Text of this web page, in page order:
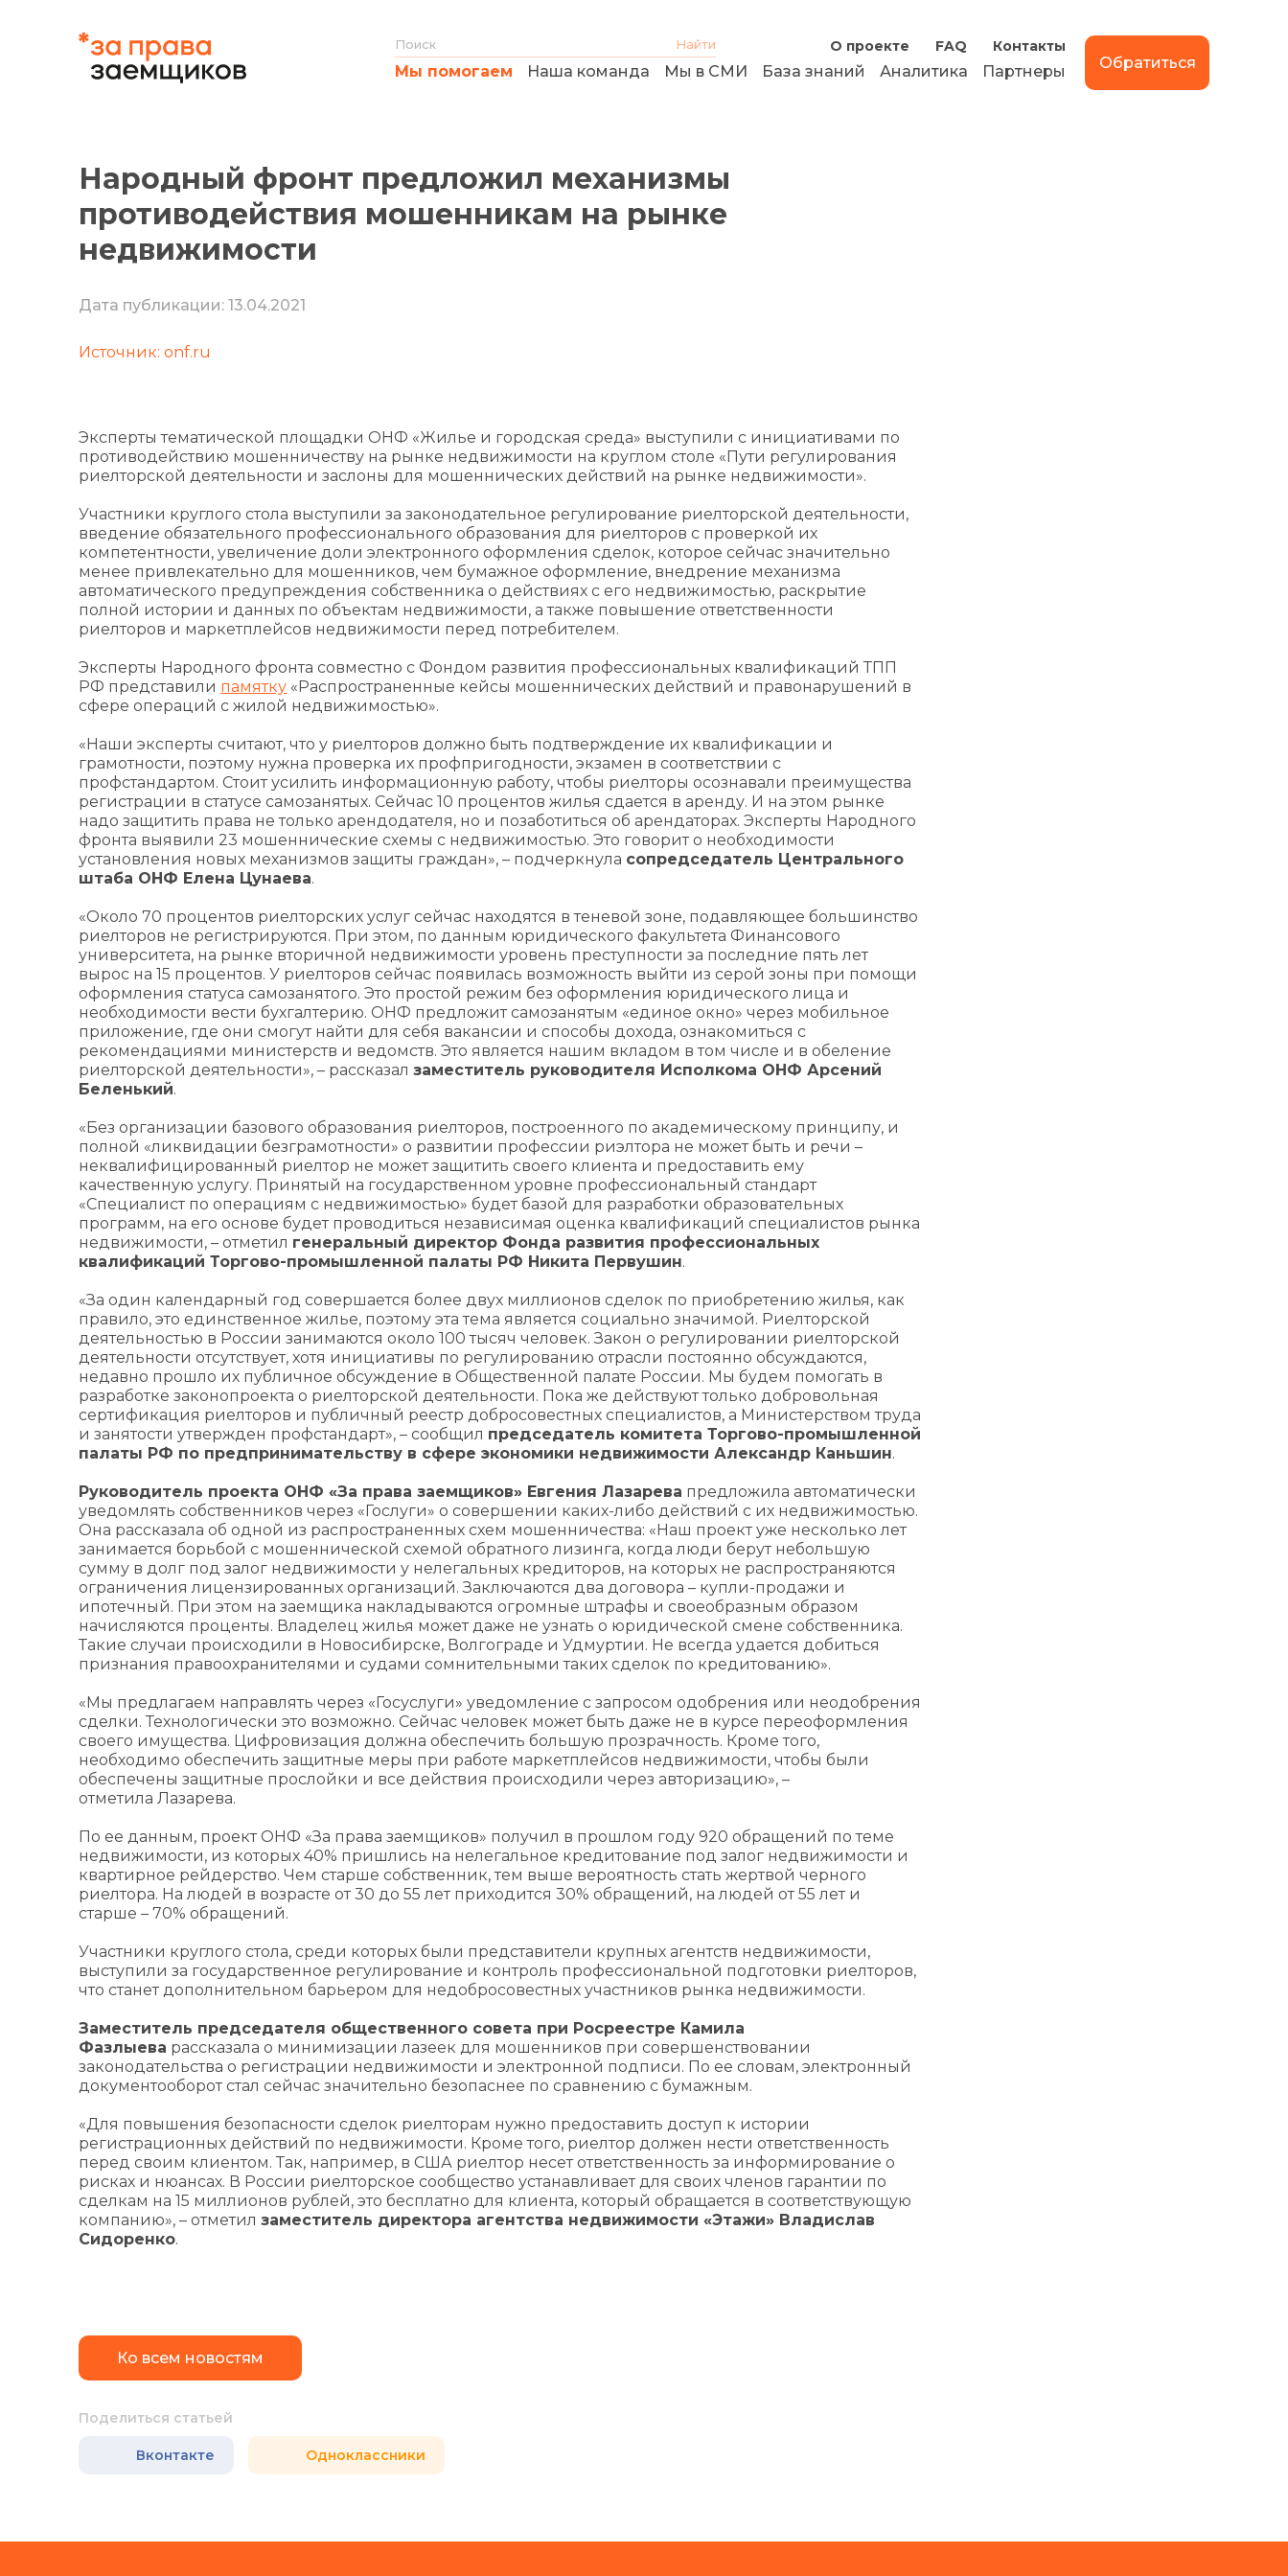
О проекте FAQ Контакты
Мы помогаем Наша команда Мы в СМИ База знаний Аналитика Партнеры Обратиться
Народный фронт предложил механизмы
противодействия мошенникам на рынке
недвижимости
Дата публикации: 13.04.2021
Источник: onf.ru
Эксперты тематической площадки ОНФ «Жилье и городская среда» выступили с инициативами по
противодействию мошенничеству на рынке недвижимости на круглом столе «Пути регулирования
риелторской деятельности и заслоны для мошеннических действий на рынке недвижимости».
Участники круглого стола выступили за законодательное регулирование риелторской деятельности,
введение обязательного профессионального образования для риелторов с проверкой их
компетентности, увеличение доли электронного оформления сделок, которое сейчас значительно
менее привлекательно для мошенников, чем бумажное оформление, внедрение механизма
автоматического предупреждения собственника о действиях с его недвижимостью, раскрытие
полной истории и данных по объектам недвижимости, а также повышение ответственности
риелторов и маркетплейсов недвижимости перед потребителем.
Эксперты Народного фронта совместно с Фондом развития профессиональных квалификаций ТПП
РФ представили памятку «Распространенные кейсы мошеннических действий и правонарушений в
сфере операций с жилой недвижимостью».
«Наши эксперты считают, что у риелторов должно быть подтверждение их квалификации и
грамотности, поэтому нужна проверка их профпригодности, экзамен в соответствии с
профстандартом. Стоит усилить информационную работу, чтобы риелторы осознавали преимущества
регистрации в статусе самозанятых. Сейчас 10 процентов жилья сдается в аренду. И на этом рынке
надо защитить права не только арендодателя, но и позаботиться об арендаторах. Эксперты Народного
фронта выявили 23 мошеннические схемы с недвижимостью. Это говорит о необходимости
установления новых механизмов защиты граждан», – подчеркнула сопредседатель Центрального
штаба ОНФ Елена Цунаева.
«Около 70 процентов риелторских услуг сейчас находятся в теневой зоне, подавляющее большинство
риелторов не регистрируются. При этом, по данным юридического факультета Финансового
университета, на рынке вторичной недвижимости уровень преступности за последние пять лет
вырос на 15 процентов. У риелторов сейчас появилась возможность выйти из серой зоны при помощи
оформления статуса самозанятого. Это простой режим без оформления юридического лица и
необходимости вести бухгалтерию. ОНФ предложит самозанятым «единое окно» через мобильное
приложение, где они смогут найти для себя вакансии и способы дохода, ознакомиться с
рекомендациями министерств и ведомств. Это является нашим вкладом в том числе и в обеление
риелторской деятельности», – рассказал заместитель руководителя Исполкома ОНФ Арсений
Беленький.
«Без организации базового образования риелторов, построенного по академическому принципу, и
полной «ликвидации безграмотности» о развитии профессии риэлтора не может быть и речи –
неквалифицированный риелтор не может защитить своего клиента и предоставить ему
качественную услугу. Принятый на государственном уровне профессиональный стандарт
«Специалист по операциям с недвижимостью» будет базой для разработки образовательных
программ, на его основе будет проводиться независимая оценка квалификаций специалистов рынка
недвижимости, – отметил генеральный директор Фонда развития профессиональных
квалификаций Торгово-промышленной палаты РФ Никита Первушин.
«За один календарный год совершается более двух миллионов сделок по приобретению жилья, как
правило, это единственное жилье, поэтому эта тема является социально значимой. Риелторской
деятельностью в России занимаются около 100 тысяч человек. Закон о регулировании риелторской
деятельности отсутствует, хотя инициативы по регулированию отрасли постоянно обсуждаются,
недавно прошло их публичное обсуждение в Общественной палате России. Мы будем помогать в
разработке законопроекта о риелторской деятельности. Пока же действуют только добровольная
сертификация риелторов и публичный реестр добросовестных специалистов, а Министерством труда
и занятости утвержден профстандарт», – сообщил председатель комитета Торгово-промышленной
палаты РФ по предпринимательству в сфере экономики недвижимости Александр Каньшин.
Руководитель проекта ОНФ «За права заемщиков» Евгения Лазарева предложила автоматически
уведомлять собственников через «Гослуги» о совершении каких-либо действий с их недвижимостью.
Она рассказала об одной из распространенных схем мошенничества: «Наш проект уже несколько лет
занимается борьбой с мошеннической схемой обратного лизинга, когда люди берут небольшую
сумму в долг под залог недвижимости у нелегальных кредиторов, на которых не распространяются
ограничения лицензированных организаций. Заключаются два договора – купли-продажи и
ипотечный. При этом на заемщика накладываются огромные штрафы и своеобразным образом
начисляются проценты. Владелец жилья может даже не узнать о юридической смене собственника.
Такие случаи происходили в Новосибирске, Волгограде и Удмуртии. Не всегда удается добиться
признания правоохранителями и судами сомнительными таких сделок по кредитованию».
«Мы предлагаем направлять через «Госуслуги» уведомление с запросом одобрения или неодобрения
сделки. Технологически это возможно. Сейчас человек может быть даже не в курсе переоформления
своего имущества. Цифровизация должна обеспечить большую прозрачность. Кроме того,
необходимо обеспечить защитные меры при работе маркетплейсов недвижимости, чтобы были
обеспечены защитные прослойки и все действия происходили через авторизацию», –
отметила Лазарева.
По ее данным, проект ОНФ «За права заемщиков» получил в прошлом году 920 обращений по теме
недвижимости, из которых 40% пришлись на нелегальное кредитование под залог недвижимости и
квартирное рейдерство. Чем старше собственник, тем выше вероятность стать жертвой черного
риелтора. На людей в возрасте от 30 до 55 лет приходится 30% обращений, на людей от 55 лет и
старше – 70% обращений.
Участники круглого стола, среди которых были представители крупных агентств недвижимости,
выступили за государственное регулирование и контроль профессиональной подготовки риелторов,
что станет дополнительном барьером для недобросовестных участников рынка недвижимости.
Заместитель председателя общественного совета при Росреестре Камила
Фазлыева рассказала о минимизации лазеек для мошенников при совершенствовании
законодательства о регистрации недвижимости и электронной подписи. По ее словам, электронный
документооборот стал сейчас значительно безопаснее по сравнению с бумажным.
«Для повышения безопасности сделок риелторам нужно предоставить доступ к истории
регистрационных действий по недвижимости. Кроме того, риелтор должен нести ответственность
перед своим клиентом. Так, например, в США риелтор несет ответственность за информирование о
рисках и нюансах. В России риелторское сообщество устанавливает для своих членов гарантии по
сделкам на 15 миллионов рублей, это бесплатно для клиента, который обращается в соответствующую
компанию», – отметил заместитель директора агентства недвижимости «Этажи» Владислав
Сидоренко.
Ко всем новостям
Поделиться статьей
Вконтакте Одноклассники